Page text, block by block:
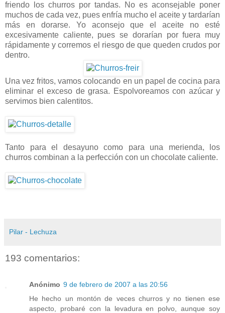
friendo los churros por tandas. No es aconsejable poner
muchos de cada vez, pues enfría mucho el aceite y tardarían
más en dorarse. Yo aconsejo que el aceite no esté
excesivamente caliente, pues se dorarían por fuera muy
rápidamente y corremos el riesgo de que queden crudos por
dentro.
Una vez fritos, vamos colocando en un papel de cocina para
eliminar el exceso de grasa. Espolvoreamos con azúcar y
servimos bien calentitos.
Tanto para el desayuno como para una merienda, los
churros combinan a la perfección con un chocolate caliente.
Pilar - Lechuza
193 comentarios:
Anónimo 9 de febrero de 2007 a las 20:56
He hecho un montón de veces churros y no tienen ese
aspecto, probaré con la levadura en polvo, aunque soy